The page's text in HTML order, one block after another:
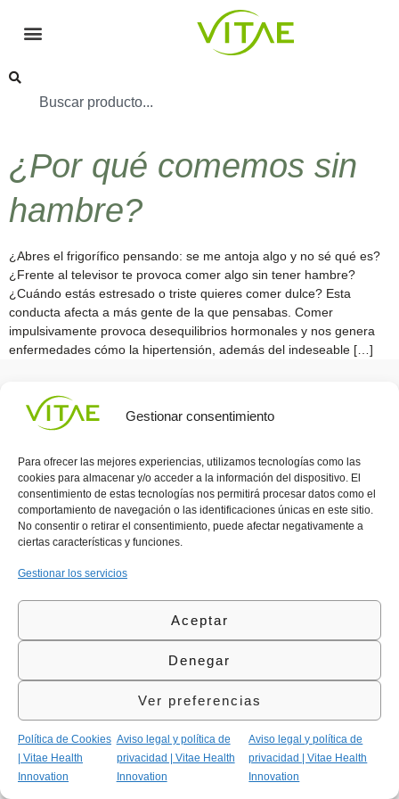
Gestionar consentimiento
Para ofrecer las mejores experiencias, utilizamos tecnologías como las
cookies para almacenar y/o acceder a la información del dispositivo. El
consentimiento de estas tecnologías nos permitirá procesar datos como el
comportamiento de navegación o las identificaciones únicas en este sitio.
No consentir o retirar el consentimiento, puede afectar negativamente a
ciertas características y funciones.
Gestionar los servicios
Aceptar
Denegar
Ver preferencias
Política de Cookies
| Vitae Health
Innovation
Aviso legal y política de
privacidad | Vitae Health
Innovation
Aviso legal y política de
privacidad | Vitae Health
Innovation
¿Por qué comemos sin
hambre?
¿Abres el frigorífico pensando: se me antoja algo y no sé qué es?
¿Frente al televisor te provoca comer algo sin tener hambre?
¿Cuándo estás estresado o triste quieres comer dulce? Esta
conducta afecta a más gente de la que pensabas. Comer
impulsivamente provoca desequilibrios hormonales y nos genera
enfermedades cómo la hipertensión, además del indeseable […]
Vitae
internaciona
Contacto
Área
profesional
de
Cookies
Política
de
935
contacta@vitae.es
reservados.